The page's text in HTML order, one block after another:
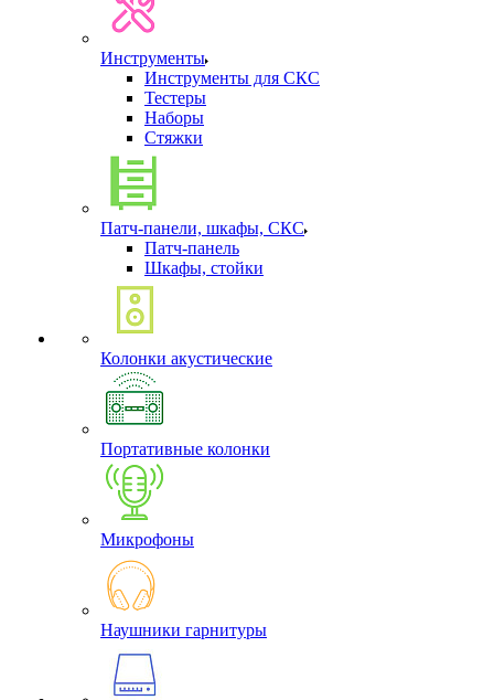
Инструменты
Инструменты для СКС
Тестеры
Наборы
Стяжки
Патч-панели, шкафы, СКС
Патч-панель
Шкафы, стойки
Колонки акустические
Портативные колонки
Микрофоны
Наушники гарнитуры